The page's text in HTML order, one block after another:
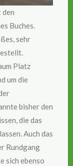
Buches.
sehr
Platz
um die
bisher den
die das
Auch das
Rundgang
sich ebenso